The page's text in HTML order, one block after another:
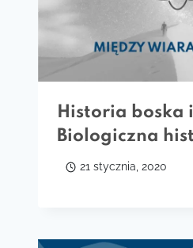
Historia boska
Biologiczna
21 stycznia, 2020